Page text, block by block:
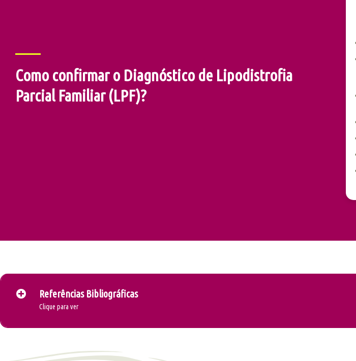
Como confirmar o Diagnóstico de Lipodistrofia
Parcial Familiar (LPF)?
Referências Bibliográficas
Clique para ver